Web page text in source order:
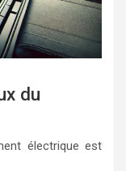
du
électrique est